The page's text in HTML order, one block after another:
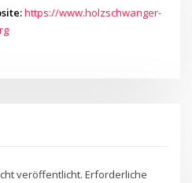
https://www.holzschwanger-
veröffentlicht. Erforderliche